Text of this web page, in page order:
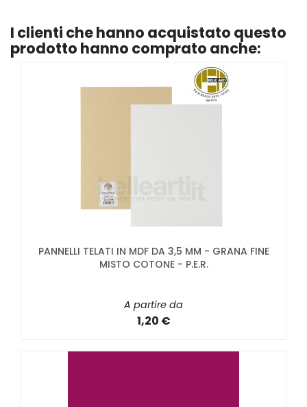
I clienti che hanno acquistato questo
prodotto hanno comprato anche:
PANNELLI TELATI IN MDF DA 3,5 MM - GRANA FINE
MISTO COTONE - P.E.R.
A partire da
1,20 €